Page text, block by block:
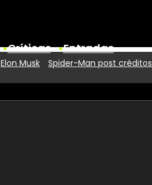
Críticas Entradas
Premios
Elon Musk Spider-Man post créditos